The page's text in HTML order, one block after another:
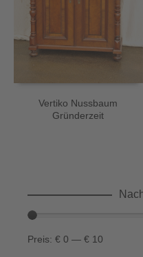
Vertiko Nussbaum
Gründerzeit
Min.
Max.
Preis: € 0 — € 10